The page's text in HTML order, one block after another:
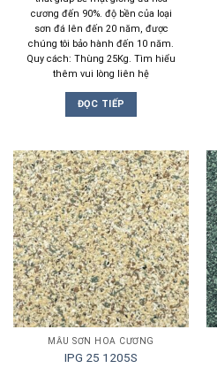
cương đến 90%. độ bền của loại
sơn đá lên đến 20 năm, được
chúng tôi bảo hành đến 10 năm.
Quy cách: Thùng 25Kg. Tìm hiểu
thêm vui lòng liên hệ
ĐỌC TIẾP
MẪU SƠN HOA CƯƠNG
IPG 25 1205S